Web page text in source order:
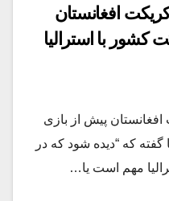
افغانستان
کشور با استرالیا
پیش از بازی
که “دیده شود که در
مهم است یا…